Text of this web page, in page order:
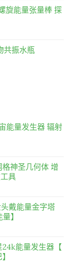
旋能量张量棒 探
共振水瓶
能量发生器 辐射
神圣几何体 增
具
戴能量金字塔
】
24k能量发生器【